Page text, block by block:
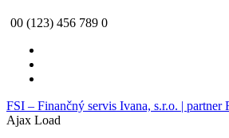
00 (123) 456 789 0
FSI – Finančný servis Ivana, s.r.o. | partner
Ajax Load